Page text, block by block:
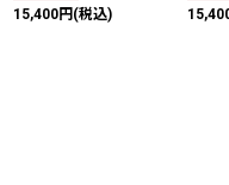
15,400円 (税込)